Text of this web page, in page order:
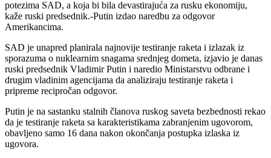
potezima SAD, a koja bi bila devastirajuća za rusku ekonomiju,
kaže ruski predsednik.-Putin izdao naredbu za odgovor
Amerikancima.
SAD je unapred planirala najnovije testiranje raketa i izlazak iz
sporazuma o nuklearnim snagama srednjeg dometa, izjavio je danas
ruski predsednik Vladimir Putin i naredio Ministarstvu odbrane i
drugim vladinim agencijama da analiziraju testiranje raketa i
pripreme recipročan odgovor.
Putin je na sastanku stalnih članova ruskog saveta bezbednosti rekao
da je testiranje raketa sa karakteristikama zabranjenim ugovorom,
obavljeno samo 16 dana nakon okončanja postupka izlaska iz
ugovora.